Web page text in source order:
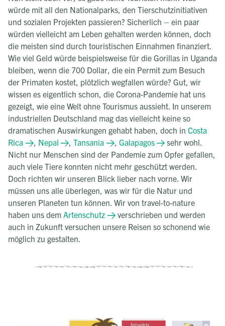
würde mit all den Nationalparks, den Tierschutzinitiativen
und sozialen Projekten passieren? Sicherlich – ein paar
würden vielleicht am Leben gehalten werden können, doch
die meisten sind durch touristischen Einnahmen finanziert.
Wie viel Geld würde beispielsweise für die Gorillas in Uganda
bleiben, wenn die 700 Dollar, die ein Permit zum Besuch
der Primaten kostet, plötzlich wegfallen würde? Gut, wir
wissen es eigentlich schon, die Corona-Pandemie hat uns
gezeigt, wie eine Welt ohne Tourismus aussieht. In unserem
industriellen Deutschland mag das vielleicht keine so
dramatischen Auswirkungen gehabt haben, doch in Costa
Rica
, Nepal , Tansania , Galapagos
sehr wohl.
Nicht nur Menschen sind der Pandemie zum Opfer gefallen,
auch viele Tiere konnten nicht mehr geschützt werden.
Doch richten wir unseren Blick lieber nach vorne. Wir
müssen uns alle überlegen, was wir für die Natur und
unseren Planeten tun können. Wir von travel-to-nature
haben uns dem Artenschutz
verschrieben und werden
auch in Zukunft versuchen unsere Reisen so schonend wie
möglich zu gestalten.